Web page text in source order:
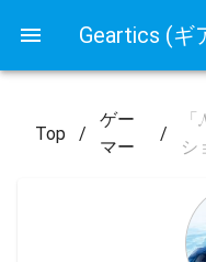
Geartics (ギ
Top /
ゲー
マー
/
シ